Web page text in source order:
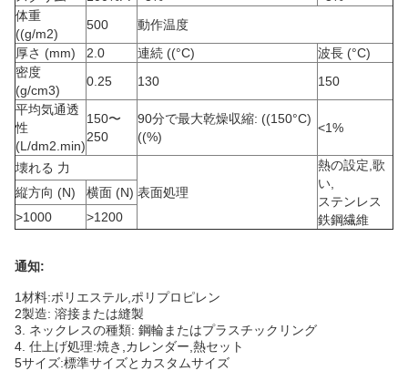
体重
((g/m2)
500
動作温度
厚さ (mm)
2.0 連続 ((°C)
波長 (°C)
密度
(g/cm3)
0.25 130
150
平均気通透
性
(L/dm2.min)
150〜
250
90分で最大乾燥収縮: ((150°C)
((%)
<1%
壊れる 力
表面処理
熱の設定,歌
い,
ステンレス
鉄鋼繊維
縦方向 (N)
横面 (N)
>1000
>1200
通知:
1材料:ポリエステル,ポリプロピレン
2製造: 溶接または縫製
3. ネックレスの種類: 鋼輪またはプラスチックリング
4. 仕上げ処理:焼き,カレンダー,熱セット
5サイズ:標準サイズとカスタムサイズ